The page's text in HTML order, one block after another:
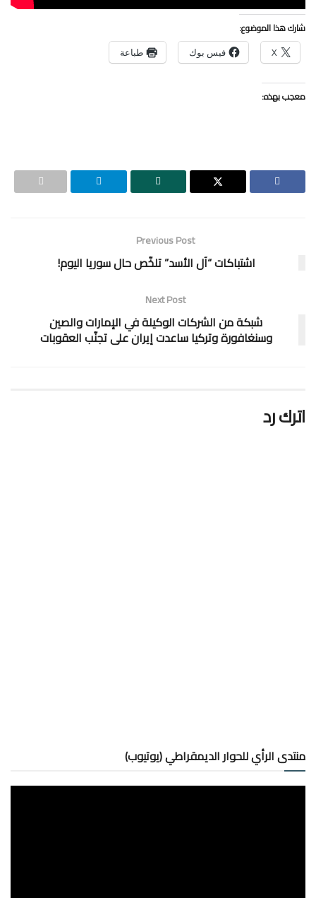
شارك هذا الموضوع:
X فيس بوك طباعة
معجب بهذه:
Previous Post
اشتباكات “آل الأسد” تلخّص حال سوريا اليوم!
Next Post
شبكة من الشركات الوكيلة في الإمارات والصين
وسنغافورة وتركيا ساعدت إيران على تجنّب العقوبات
اترك رد
منتدى الرأي للحوار الديمقراطي (يوتيوب)